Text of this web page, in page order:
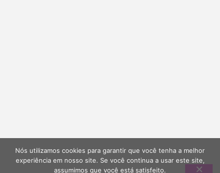
Nós utilizamos cookies para garantir que você tenha a melhor
experiência em nosso site. Se você continua a usar este site,
assumimos que você está satisfeito.